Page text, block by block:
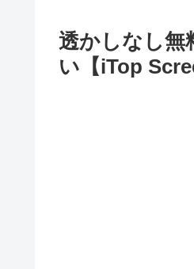
透かしなし無
い【iTop